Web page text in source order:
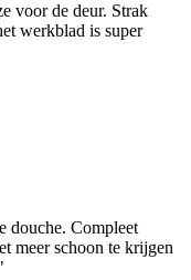
voor de deur. Strak
werkblad is super
douche. Compleet
meer schoon te krijgen